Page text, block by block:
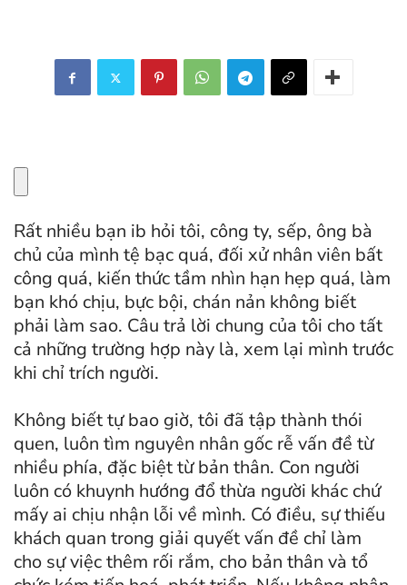
Rất nhiều bạn ib hỏi tôi, công ty, sếp, ông bà
chủ của mình tệ bạc quá, đối xử nhân viên bất
công quá, kiến thức tầm nhìn hạn hẹp quá, làm
bạn khó chịu, bực bội, chán nản không biết
phải làm sao. Câu trả lời chung của tôi cho tất
cả những trường hợp này là, xem lại mình trước
khi chỉ trích người.
Không biết tự bao giờ, tôi đã tập thành thói
quen, luôn tìm nguyên nhân gốc rễ vấn đề từ
nhiều phía, đặc biệt từ bản thân. Con người
luôn có khuynh hướng đổ thừa người khác chứ
mấy ai chịu nhận lỗi về mình. Có điều, sự thiếu
khách quan trong giải quyết vấn đề chỉ làm
cho sự việc thêm rối rắm, cho bản thân và tổ